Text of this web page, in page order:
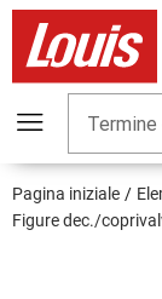
Pagina iniziale
Figure dec./